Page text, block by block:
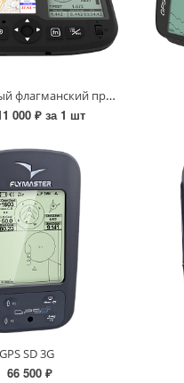
Live DS новый флагманский прибор с двумя дисплеями
000 ₽ за 1 шт
SD 3G
66 500 ₽